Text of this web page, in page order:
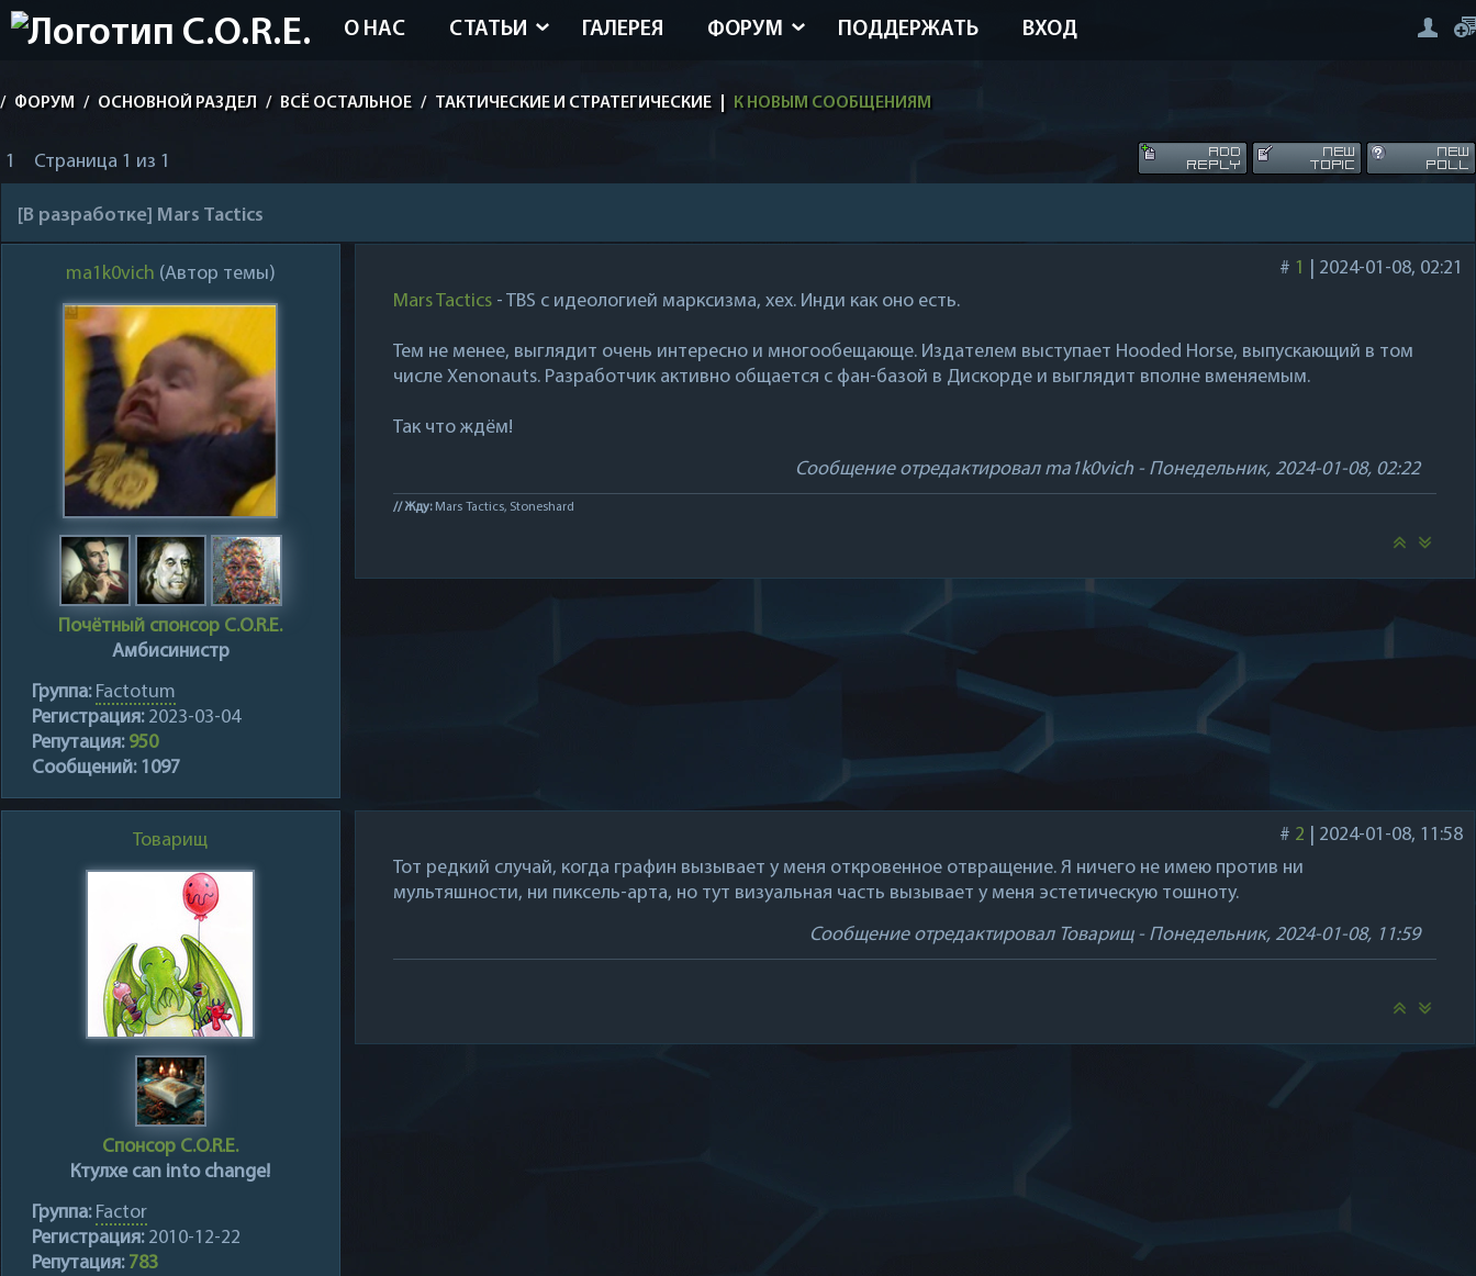
О НАС СТАТЬИ ГАЛЕРЕЯ ФОРУМ ПОДДЕРЖАТЬ ВХОД
/ ФОРУМ / ОСНОВНОЙ РАЗДЕЛ / ВСЁ ОСТАЛЬНОЕ / ТАКТИЧЕСКИЕ И СТРАТЕГИЧЕСКИЕ К НОВЫМ СООБЩЕНИЯМ
Страница 1 из 1
1
[В разработке] Mars Tactics
# 1
2024-01-08, 02:21
Mars Tactics- TBS с идеологией марксизма, хех. Инди как оно есть.
Тем не менее, выглядит очень интересно и многообещающе. Издателем выступает Hooded Horse, выпускающий в том
числе Xenonauts. Разработчик активно общается с фан-базой в Дискорде и выглядит вполне вменяемым.
Так что ждём!
Сообщение отредактировал ma1k0vich- Понедельник, 2024-01-08, 02:22
// Жду:Mars Tactics, Stoneshard
ma1k0vich (Автор темы)
Почётный спонсор C.O.R.E.
Амбисинистр
Группа: Factotum
Регистрация:2023-03-04
Репутация: 950
Сообщений:1097
# 2
2024-01-08, 11:58
Тот редкий случай, когда графин вызывает у меня откровенное отвращение. Я ничего не имею против ни
мультяшности, ни пиксель-арта, но тут визуальная часть вызывает у меня эстетическую тошноту.
Сообщение отредактировал Товарищ- Понедельник, 2024-01-08, 11:59
Товарищ
Спонсор C.O.R.E.
Ктулхе can into сhange!
Группа: Factor
Регистрация:2010-12-22
Репутация: 783